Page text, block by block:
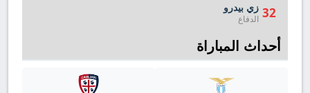
32 زي بيدرو
الدفاع
أحداث المباراة